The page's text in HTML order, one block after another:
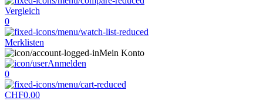
Vergleich
0
Merklisten
Mein Konto
Anmelden
0
CHF0.00